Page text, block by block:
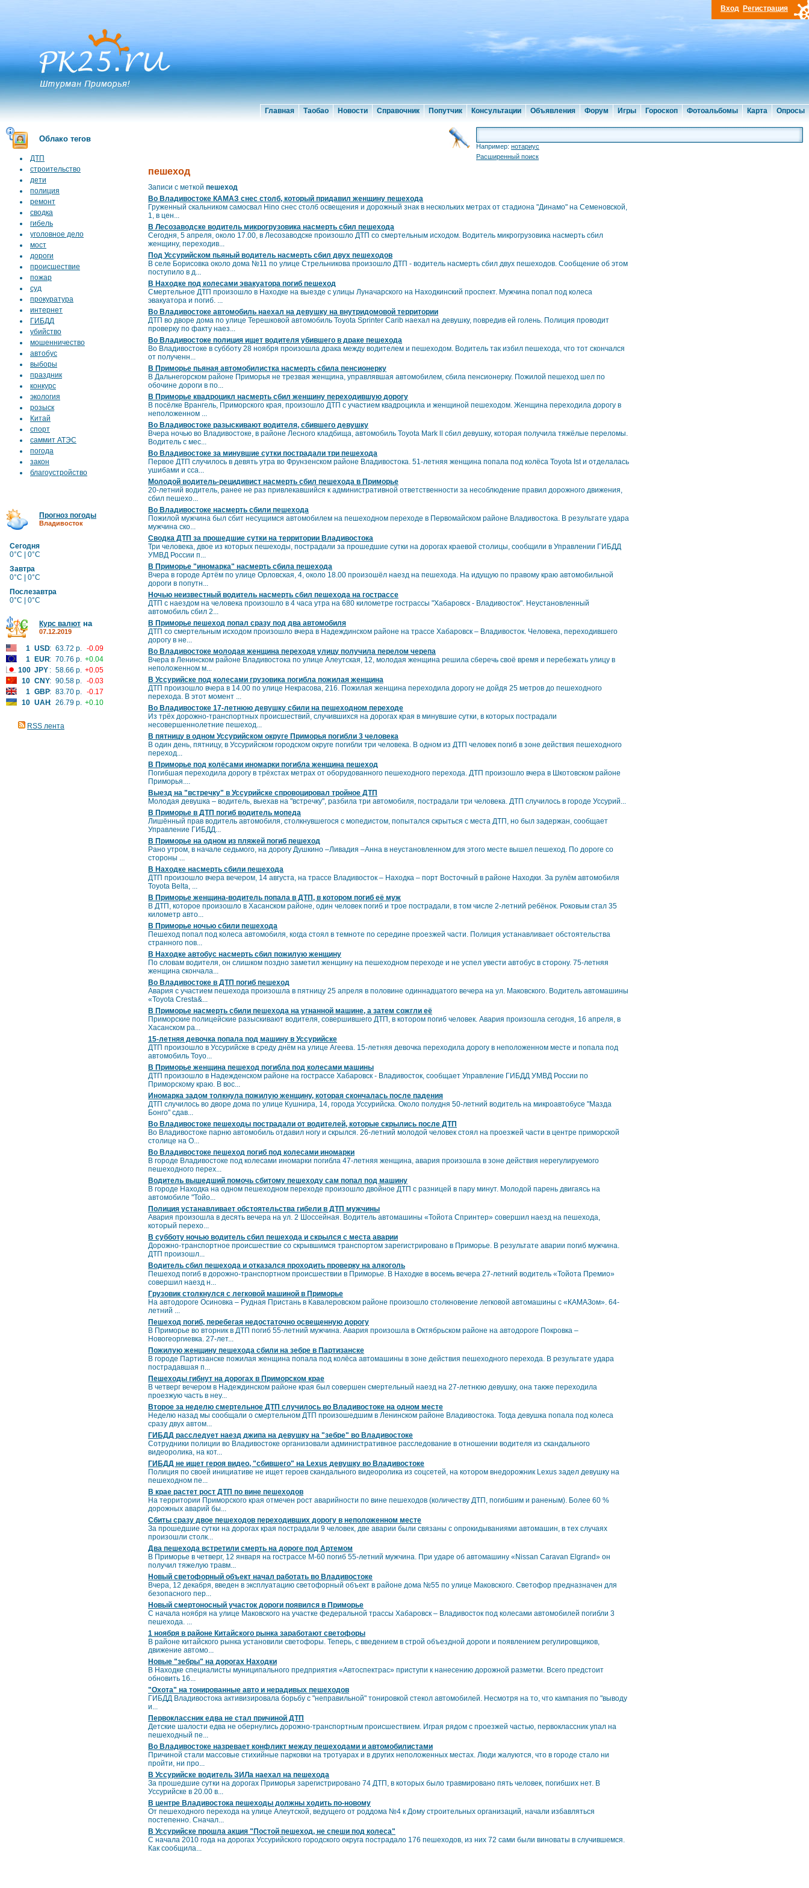
Главная Таобао Новости Справочник Попутчик Консультации Объявления Форум Игры Гороскоп Фотоальбомы Карта Опросы
Вход Регистрация
Облако тегов
ДТП
строительство
дети
полиция
ремонт
сводка
гибель
уголовное дело
мост
дороги
происшествие
пожар
суд
прокуратура
интернет
ГИБДД
убийство
мошенничество
автобус
выборы
праздник
конкурс
экология
розыск
Китай
спорт
саммит АТЭС
погода
закон
благоустройство
Прогноз погоды
Владивосток
Сегодня
0°C | 0°C
Завтра
0°C | 0°C
Послезавтра
0°C | 0°C
Курс валют на
07.12.2019
1 USD: 63.72 р. -0.09
1
EUR: 70.76 р. +0.04
100 JPY : 58.66 р. +0.05
10 CNY: 90.58 р. -0.03
1 GBP: 83.70 р. -0.17
10 UAH: 26.79 р. +0.10
RSS лента
Например: нотариус
Расширенный поиск
пешеход
Записи с меткой пешеход
Во Владивостоке КАМАЗ снес столб, который придавил женщину пешехода
Груженный скальником самосвал Hino снес столб освещения и дорожный знак в нескольких метрах от стадиона "Динамо" на Семеновской,
1, в цен...
В Лесозаводске водитель микрогрузовика насмерть сбил пешехода
Сегодня, 5 апреля, около 17.00, в Лесозаводске произошло ДТП со смертельным исходом. Водитель микрогрузовика насмерть сбил
женщину, переходив...
Под Уссурийском пьяный водитель насмерть сбил двух пешеходов
В селе Борисовка около дома №11 по улице Стрельникова произошло ДТП - водитель насмерть сбил двух пешеходов. Сообщение об этом
поступило в д...
В Находке под колесами эвакуатора погиб пешеход
Смертельное ДТП произошло в Находке на выезде с улицы Луначарского на Находкинский проспект. Мужчина попал под колеса
эвакуатора и погиб. ...
Во Владивостоке автомобиль наехал на девушку на внутридомовой территории
ДТП во дворе дома по улице Терешковой автомобиль Toyota Sprinter Carib наехал на девушку, повредив ей голень. Полиция проводит
проверку по факту наез...
Во Владивостоке полиция ищет водителя убившего в драке пешехода
Во Владивостоке в субботу 28 ноября произошла драка между водителем и пешеходом. Водитель так избил пешехода, что тот скончался
от полученн...
В Приморье пьяная автомобилистка насмерть сбила пенсионерку
В Дальнегорском районе Приморья не трезвая женщина, управлявшая автомобилем, сбила пенсионерку. Пожилой пешеход шел по
обочине дороги в по...
В Приморье квадроцикл насмерть сбил женщину переходившую дорогу
В посёлке Врангель, Приморского края, произошло ДТП с участием квадроцикла и женщиной пешеходом. Женщина переходила дорогу в
неположенном ...
Во Владивостоке разыскивают водителя, сбившего девушку
Вчера ночью во Владивостоке, в районе Лесного кладбища, автомобиль Toyota Mark ll сбил девушку, которая получила тяжёлые переломы.
Водитель с мес...
Во Владивостоке за минувшие сутки пострадали три пешехода
Первое ДТП случилось в девять утра во Фрунзенском районе Владивостока. 51-летняя женщина попала под колёса Toyota Ist и отделалась
ушибами и сса...
Молодой водитель-рецидивист насмерть сбил пешехода в Приморье
20-летний водитель, ранее не раз привлекавшийся к административной ответственности за несоблюдение правил дорожного движения,
сбил пешехо...
Во Владивостоке насмерть сбили пешехода
Пожилой мужчина был сбит несущимся автомобилем на пешеходном переходе в Первомайском районе Владивостока. В результате удара
мужчина ско...
Сводка ДТП за прошедшие сутки на территории Владивостока
Три человека, двое из которых пешеходы, пострадали за прошедшие сутки на дорогах краевой столицы, сообщили в Управлении ГИБДД
УМВД России п...
В Приморье "иномарка" насмерть сбила пешехода
Вчера в городе Артём по улице Орловская, 4, около 18.00 произошёл наезд на пешехода. На идущую по правому краю автомобильной
дороги в попутн...
Ночью неизвестный водитель насмерть сбил пешехода на гострассе
ДТП с наездом на человека произошло в 4 часа утра на 680 километре гострассы "Хабаровск - Владивосток". Неустановленный
автомобиль сбил 2...
В Приморье пешеход попал сразу под два автомобиля
ДТП со смертельным исходом произошло вчера в Надеждинском районе на трассе Хабаровск – Владивосток. Человека, переходившего
дорогу в не...
Во Владивостоке молодая женщина переходя улицу получила перелом черепа
Вчера в Ленинском районе Владивостока по улице Алеутская, 12, молодая женщина решила сберечь своё время и перебежать улицу в
неположенном м...
В Уссурийске под колесами грузовика погибла пожилая женщина
ДТП произошло вчера в 14.00 по улице Некрасова, 216. Пожилая женщина переходила дорогу не дойдя 25 метров до пешеходного
перехода. В этот момент ...
Во Владивостоке 17-летнюю девушку сбили на пешеходном переходе
Из трёх дорожно-транспортных происшествий, случившихся на дорогах края в минувшие сутки, в которых пострадали
несовершеннолетние пешеход...
В пятницу в одном Уссурийском округе Приморья погибли 3 человека
В один день, пятницу, в Уссурийском городском округе погибли три человека. В одном из ДТП человек погиб в зоне действия пешеходного
переход...
В Приморье под колёсами иномарки погибла женщина пешеход
Погибшая переходила дорогу в трёхстах метрах от оборудованного пешеходного перехода. ДТП произошло вчера в Шкотовском районе
Приморья....
Выезд на "встречку" в Уссурийске спровоцировал тройное ДТП
Молодая девушка – водитель, выехав на "встречку", разбила три автомобиля, пострадали три человека. ДТП случилось в городе Уссурий...
В Приморье в ДТП погиб водитель мопеда
Лишённый прав водитель автомобиля, столкнувшегося с мопедистом, попытался скрыться с места ДТП, но был задержан, сообщает
Управление ГИБДД...
В Приморье на одном из пляжей погиб пешеход
Рано утром, в начале седьмого, на дорогу Душкино –Ливадия –Анна в неустановленном для этого месте вышел пешеход. По дороге со
стороны ...
В Находке насмерть сбили пешехода
ДТП произошло вчера вечером, 14 августа, на трассе Владивосток – Находка – порт Восточный в районе Находки. За рулём автомобиля
Toyota Belta, ...
В Приморье женщина-водитель попала в ДТП, в котором погиб её муж
В ДТП, которое произошло в Хасанском районе, один человек погиб и трое пострадали, в том числе 2-летний ребёнок. Роковым стал 35
километр авто...
В Приморье ночью сбили пешехода
Пешеход попал под колеса автомобиля, когда стоял в темноте по середине проезжей части. Полиция устанавливает обстоятельства
странного пов...
В Находке автобус насмерть сбил пожилую женщину
По словам водителя, он слишком поздно заметил женщину на пешеходном переходе и не успел увести автобус в сторону. 75-летняя
женщина скончала...
Во Владивостоке в ДТП погиб пешеход
Авария с участием пешехода произошла в пятницу 25 апреля в половине одиннадцатого вечера на ул. Маковского. Водитель автомашины
«Toyota Cresta&...
В Приморье насмерть сбили пешехода на угнанной машине, а затем сожгли её
Приморские полицейские разыскивают водителя, совершившего ДТП, в котором погиб человек. Авария произошла сегодня, 16 апреля, в
Хасанском ра...
15-летняя девочка попала под машину в Уссурийске
ДТП произошло в Уссурийске в среду днём на улице Агеева. 15-летняя девочка переходила дорогу в неположенном месте и попала под
автомобиль Toyo...
В Приморье женщина пешеход погибла под колесами машины
ДТП произошло в Надежденском районе на гострассе Хабаровск - Владивосток, сообщает Управление ГИБДД УМВД России по
Приморскому краю. В вос...
Иномарка задом толкнула пожилую женщину, которая скончалась после падения
ДТП случилось во дворе дома по улице Кушнира, 14, города Уссурийска. Около полудня 50-летний водитель на микроавтобусе "Мазда
Бонго" сдав...
Во Владивостоке пешеходы пострадали от водителей, которые скрылись после ДТП
Во Владивостоке парню автомобиль отдавил ногу и скрылся. 26-летний молодой человек стоял на проезжей части в центре приморской
столице на О...
Во Владивостоке пешеход погиб под колесами иномарки
В городе Владивостоке под колесами иномарки погибла 47-летняя женщина, авария произошла в зоне действия нерегулируемого
пешеходного перех...
Водитель вышедший помочь сбитому пешеходу сам попал под машину
В городе Находка на одном пешеходном переходе произошло двойное ДТП с разницей в пару минут. Молодой парень двигаясь на
автомобиле "Тойо...
Полиция устанавливает обстоятельства гибели в ДТП мужчины
Авария произошла в десять вечера на ул. 2 Шоссейная. Водитель автомашины «Тойота Спринтер» совершил наезд на пешехода,
который перехо...
В субботу ночью водитель сбил пешехода и скрылся с места аварии
Дорожно-транспортное происшествие со скрывшимся транспортом зарегистрировано в Приморье. В результате аварии погиб мужчина.
ДТП произошл...
Водитель сбил пешехода и отказался проходить проверку на алкоголь
Пешеход погиб в дорожно-транспортном происшествии в Приморье. В Находке в восемь вечера 27-летний водитель «Тойота Премио»
совершил наезд н...
Грузовик столкнулся с легковой машиной в Приморье
На автодороге Осиновка – Рудная Пристань в Кавалеровском районе произошло столкновение легковой автомашины с «КАМАЗом». 64-
летний ...
Пешеход погиб, перебегая недостаточно освещенную дорогу
В Приморье во вторник в ДТП погиб 55-летний мужчина. Авария произошла в Октябрьском районе на автодороге Покровка –
Новогеоргиевка. 27-лет...
Пожилую женщину пешехода сбили на зебре в Партизанске
В городе Партизанске пожилая женщина попала под колёса автомашины в зоне действия пешеходного перехода. В результате удара
пострадавшая п...
Пешеходы гибнут на дорогах в Приморском крае
В четверг вечером в Надеждинском районе края был совершен смертельный наезд на 27-летнюю девушку, она также переходила
проезжую часть в неу...
Второе за неделю смертельное ДТП случилось во Владивостоке на одном месте
Неделю назад мы сообщали о смертельном ДТП произошедшим в Ленинском районе Владивостока. Тогда девушка попала под колеса
сразу двух автом...
ГИБДД расследует наезд джипа на девушку на "зебре" во Владивостоке
Сотрудники полиции во Владивостоке организовали административное расследование в отношении водителя из скандального
видеоролика, на кот...
ГИБДД не ищет героя видео, "сбившего" на Lexus девушку во Владивостоке
Полиция по своей инициативе не ищет героев скандального видеоролика из соцсетей, на котором внедорожник Lexus задел девушку на
пешеходном пе...
В крае растет рост ДТП по вине пешеходов
На территории Приморского края отмечен рост аварийности по вине пешеходов (количеству ДТП, погибшим и раненым). Более 60 %
дорожных аварий бы...
Сбиты сразу двое пешеходов переходивших дорогу в неположенном месте
За прошедшие сутки на дорогах края пострадали 9 человек, две аварии были связаны с опрокидываниями автомашин, в тех случаях
произошли столк...
Два пешехода встретили смерть на дороге под Артемом
В Приморье в четверг, 12 января на гострассе М-60 погиб 55-летний мужчина. При ударе об автомашину «Nissan Caravan Elgrand» он
получил тяжелую травм...
Новый светофорный объект начал работать во Владивостоке
Вчера, 12 декабря, введен в эксплуатацию светофорный объект в районе дома №55 по улице Маковского. Светофор предназначен для
безопасного пер...
Новый смертоносный участок дороги появился в Приморье
С начала ноября на улице Маковского на участке федеральной трассы Хабаровск – Владивосток под колесами автомобилей погибли 3
пешехода. ...
1 ноября в районе Китайского рынка заработают светофоры
В районе китайского рынка установили светофоры. Теперь, с введением в строй объездной дороги и появлением регулировщиков,
движение автомо...
Новые "зебры" на дорогах Находки
В Находке специалисты муниципального предприятия «Автоспектрас» приступи к нанесению дорожной разметки. Всего предстоит
обновить 16...
"Охота" на тонированные авто и нерадивых пешеходов
ГИБДД Владивостока активизировала борьбу с "неправильной" тонировкой стекол автомобилей. Несмотря на то, что кампания по "выводу
и...
Первоклассник едва не стал причиной ДТП
Детские шалости едва не обернулись дорожно-транспортным происшествием. Играя рядом с проезжей частью, первоклассник упал на
пешеходный пе...
Во Владивостоке назревает конфликт между пешеходами и автомобилистами
Причиной стали массовые стихийные парковки на тротуарах и в других неположенных местах. Люди жалуются, что в городе стало ни
пройти, ни про...
В Уссурийске водитель ЗИЛа наехал на пешехода
За прошедшие сутки на дорогах Приморья зарегистрировано 74 ДТП, в которых было травмировано пять человек, погибших нет. В
Уссурийске в 20.00 в...
В центре Владивостока пешеходы должны ходить по-новому
От пешеходного перехода на улице Алеутской, ведущего от роддома №4 к Дому строительных организаций, начали избавляться
постепенно. Сначал...
В Уссурийске прошла акция "Постой пешеход, не спеши под колеса"
С начала 2010 года на дорогах Уссурийского городского округа пострадало 176 пешеходов, из них 72 сами были виноваты в случившемся.
Как сообщила...